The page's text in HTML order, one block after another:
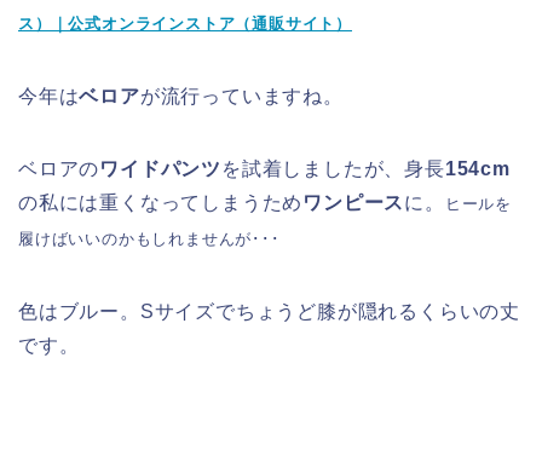
ス）｜公式オンラインストア（通販サイト）
今年はベロアが流行っていますね。
ベロアのワイドパンツ を試着しましたが、身長154cm
の私には重くなってしまうため ワンピースに。
ヒールを
履けばいいのかもしれませんが･･･
色はブルー。Sサイズでちょうど膝が隠れるくらいの丈
です。